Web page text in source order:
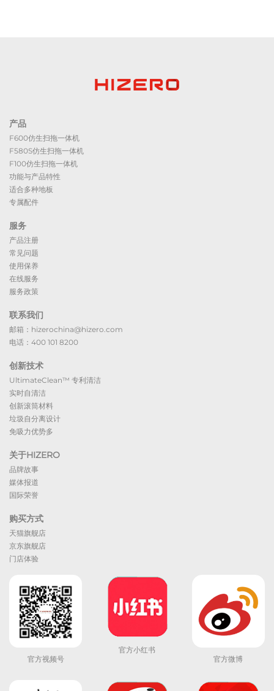
产品
F600仿生扫拖一体机
F580S仿生扫拖一体机
F100仿生扫拖一体机
功能与产品特性
适合多种地板
专属配件
服务
产品注册
常见问题
使用保养
在线服务
服务政策
联系我们
邮箱：hizerochina@hizero.com
电话：400 101 8200
创新技术
UltimateClean™ 专利清洁
实时自清洁
创新滚筒材料
垃圾自分离设计
免吸力优势多
关于HIZERO
品牌故事
媒体报道
国际荣誉
购买方式
天猫旗舰店
京东旗舰店
门店体验
官方视频号
官方小红书
官方微博